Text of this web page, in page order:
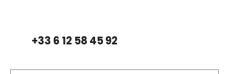
+33 6 12 58 45 92